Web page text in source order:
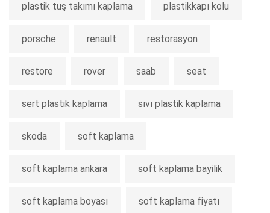
plastik tuş takımı kaplama plastikkapı kolu
porsche renault restorasyon
restore rover saab seat
sert plastik kaplama sıvı plastik kaplama
skoda soft kaplama
soft kaplama ankara soft kaplama bayilik
soft kaplama boyası soft kaplama fiyatı